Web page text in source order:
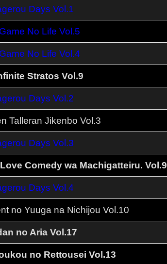
Days Vol.1
No Life Vol.5
No Life Vol.4
Stratos Vol.9
Days Vol.2
Talleran Jikenbo Vol.3
Days Vol.3
Comedy wa Machigatteiru. Vol.9
Days Vol.4
no Yuuga na Nichijou Vol.10
no Aria Vol.17
no Rettousei Vol.13